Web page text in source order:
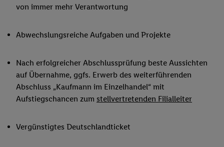
von immer mehr Verantwortung
Abwechslungsreiche Aufgaben und Projekte
Nach erfolgreicher Abschlussprüfung beste Aussichten
auf Übernahme, ggfs. Erwerb des weiterführenden
Abschluss „Kaufmann im Einzelhandel“ mit
Aufstiegschancen zum stellvertretenden Filialleiter
Vergünstigtes Deutschlandticket